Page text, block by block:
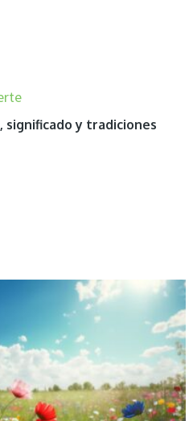
significado y tradiciones